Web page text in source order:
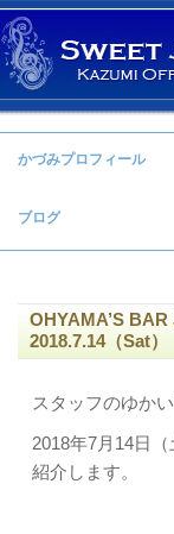
かづみプロフィール
ブログ
OHYAMA’S BAR
2018.7.14（Sat）
スタッフのゆかい
2018年7月14日
紹介します。